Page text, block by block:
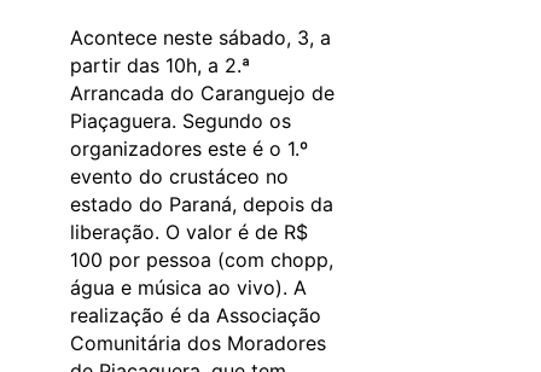
Acontece neste sábado, 3, a
partir das 10h, a 2.ª
Arrancada do Caranguejo de
Piaçaguera. Segundo os
organizadores este é o 1.º
evento do crustáceo no
estado do Paraná, depois da
liberação. O valor é de R$
100 por pessoa (com chopp,
água e música ao vivo). A
realização é da Associação
Comunitária dos Moradores